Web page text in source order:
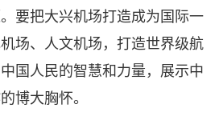
要把大兴机场打造成为国际一
场、人文机场，打造世界级航
国人民的智慧和力量，展示中
博大胸怀。